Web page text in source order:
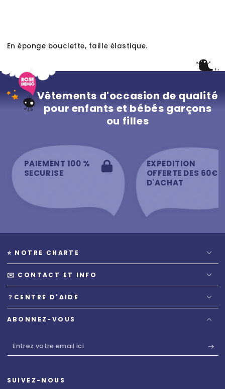
En éponge bouclette, taille élastique.
Vêtements d'occasion de qualité
pour enfants et bébés garçons
ou filles
PAIEMENT 100 %
SECURISE
EXPEDITION
OFFERTE DES 60€
D'ACHAT
⭐️ NOTRE CHARTE
✉️ CONTACT ET INFO
？CENTRE D'AIDE
ABONNEZ-VOUS
Entrez
votre
SUIVEZ-NOUS